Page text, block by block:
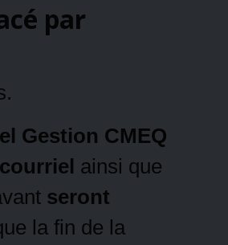
par
Gestion CMEQ
ainsi que
seront
la fin de la